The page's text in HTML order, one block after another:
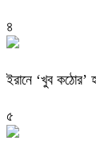
৪
ইরানে ‘খুব কঠোর’
৫